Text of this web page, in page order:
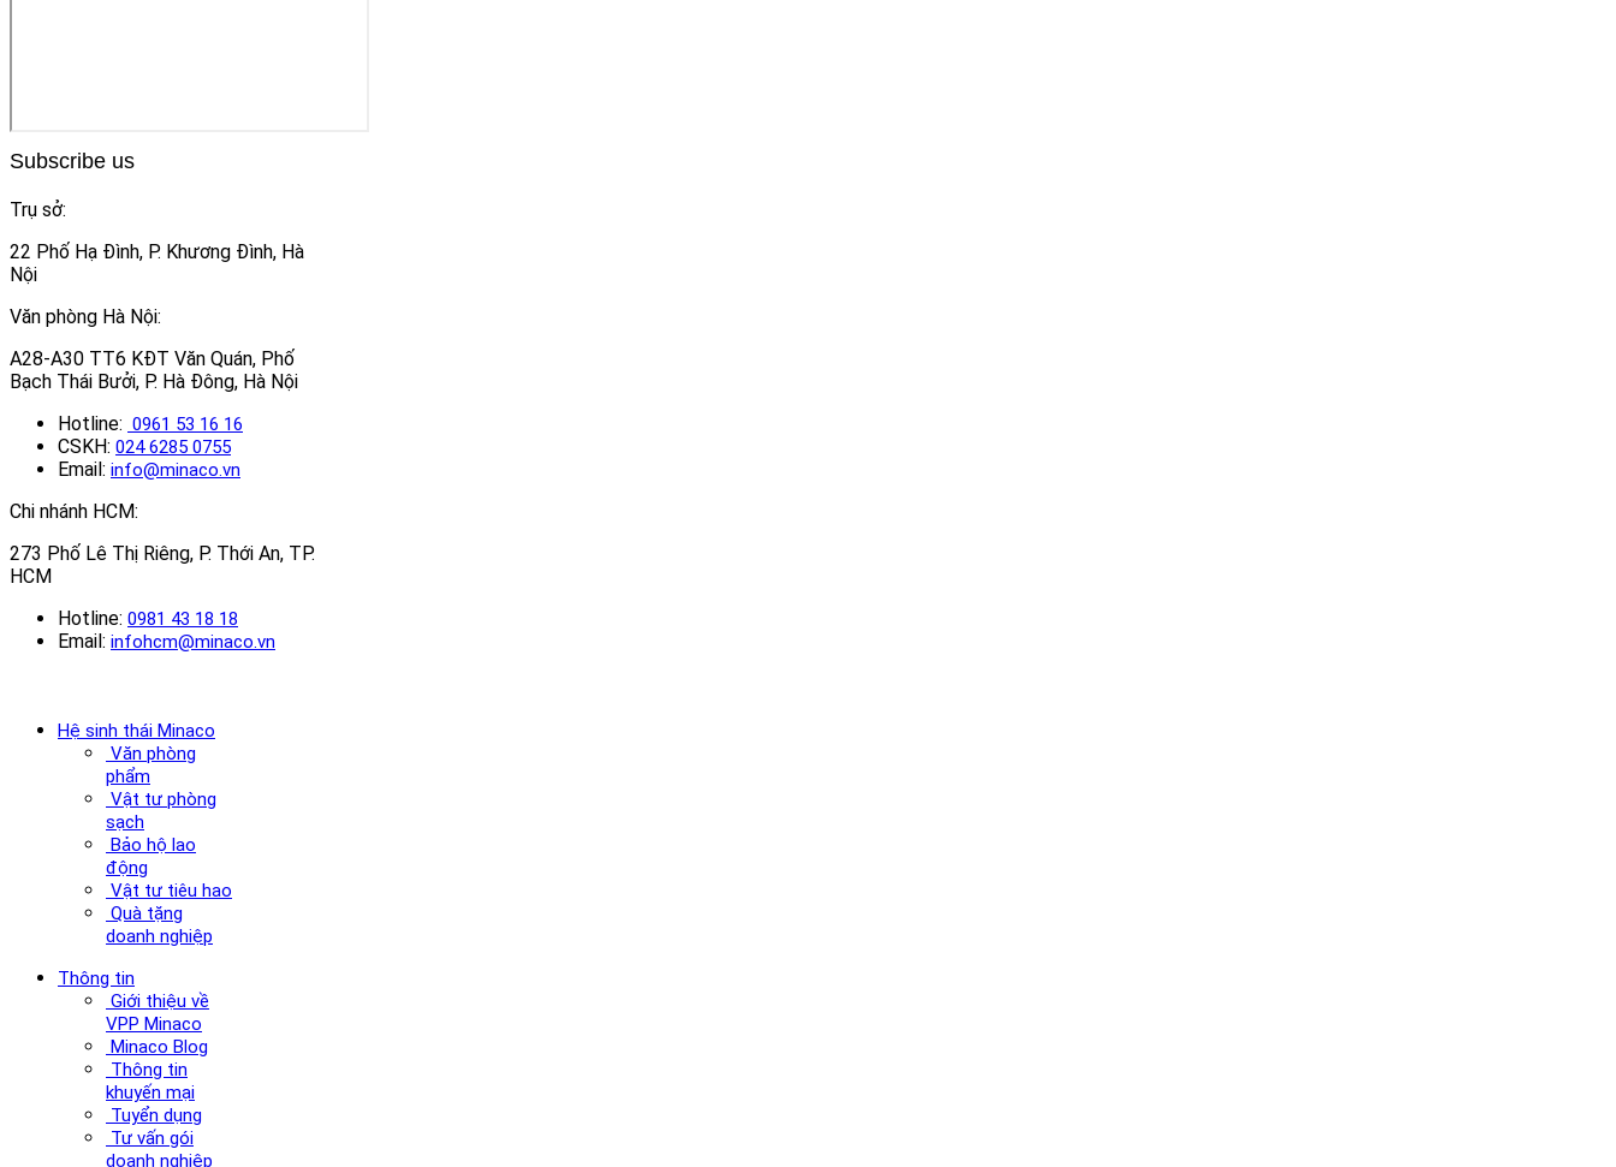
Subscribe us
Trụ sở:
22 Phố Hạ Đình, P. Khương Đình, Hà
Nội
Văn phòng Hà Nội:
A28-A30 TT6 KĐT Văn Quán, Phố
Bạch Thái Bưởi, P. Hà Đông, Hà Nội
Hotline: 0961 53 16 16
CSKH: 024 6285 0755
Email: info@minaco.vn
Chi nhánh HCM:
273 Phố Lê Thị Riêng, P. Thới An, TP.
HCM
Hotline: 0981 43 18 18
Email: infohcm@minaco.vn
Hệ sinh thái Minaco
Văn phòng
phẩm
Vật tư phòng
sạch
Bảo hộ lao
động
Vật tư tiêu hao
Quà tặng
doanh nghiệp
Thông tin
Giới thiệu về
VPP Minaco
Minaco Blog
Thông tin
khuyến mại
Tuyển dụng
Tư vấn gói
doanh nghiệp